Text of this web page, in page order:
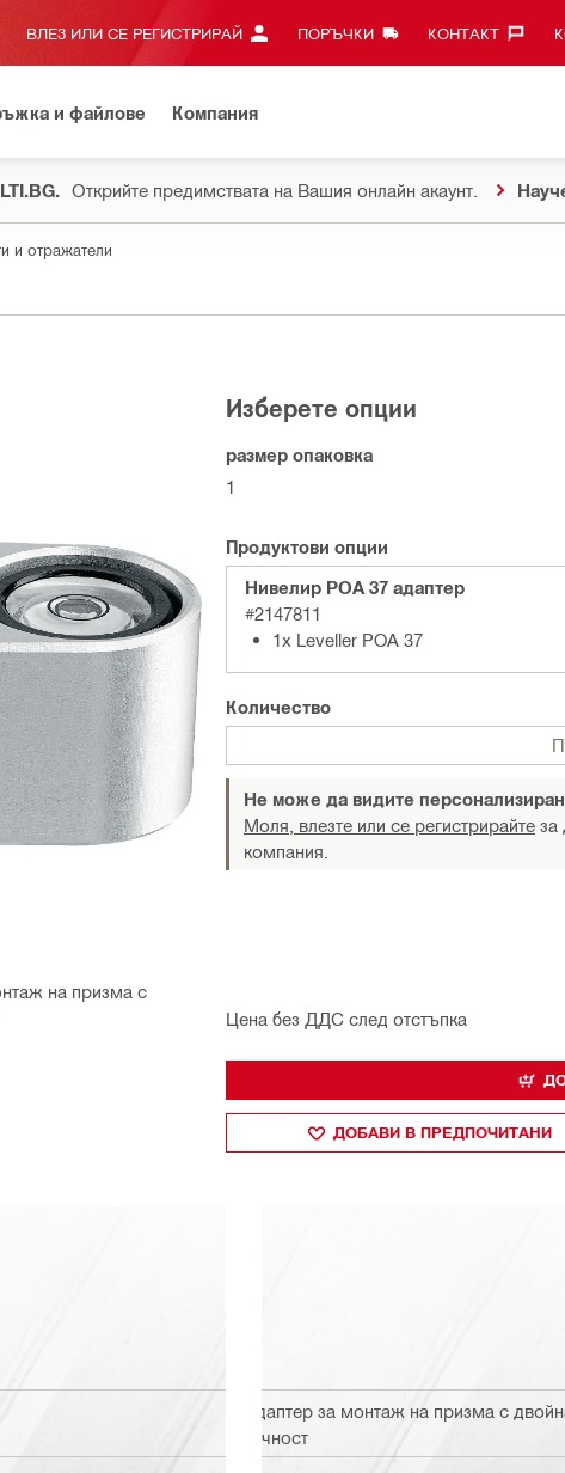
ВЛЕЗ ИЛИ СЕ РЕГИСТРИРАЙ ПОРЪЧКИ КОНТАКТ‎
и файлове Компания
Открийте предимствата на Вашия онлайн акаунт.
и отражатели
на призма с
Изберете опции
размер опаковка
1
Продуктови опции
Нивелир POA 37 адаптер
#2147811
1x Leveller POA 37
Количество
Не може да видите
Моля, влезте или се регистрирайте за
компания.
Цена без ДДС след отстъпка
ДОБАВИ В ПРЕДПОЧИТАНИ
Адаптер за монтаж на призма с
точност